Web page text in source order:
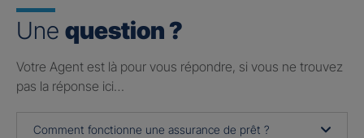
Une question ?
Votre Agent est là pour vous répondre, si vous ne trouvez
pas la réponse ici…
Comment fonctionne une assurance de prêt ?